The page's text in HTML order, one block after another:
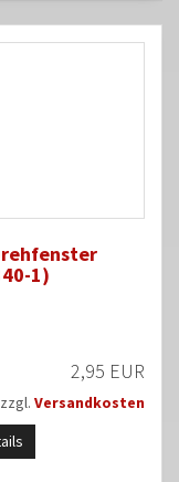
1)
2,95 EUR
Versandkosten